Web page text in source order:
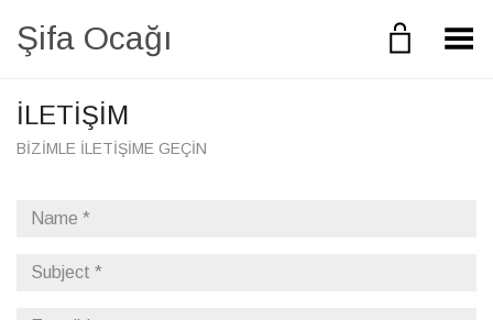
Şifa Ocağı Toggle Menu
İLETIŞIM
BIZIMLE ILETIŞIME GEÇIN